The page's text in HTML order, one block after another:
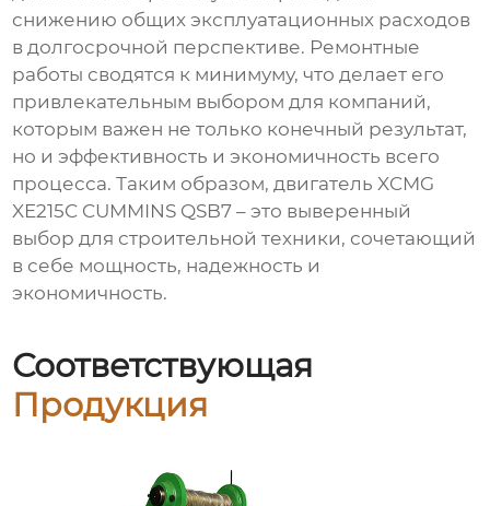
снижению общих эксплуатационных расходов
в долгосрочной перспективе. Ремонтные
работы сводятся к минимуму, что делает его
привлекательным выбором для компаний,
которым важен не только конечный результат,
но и эффективность и экономичность всего
процесса. Таким образом, двигатель XCMG
XE215C CUMMINS QSB7 – это выверенный
выбор для строительной техники, сочетающий
в себе мощность, надежность и
экономичность.
Соответствующая
Продукция